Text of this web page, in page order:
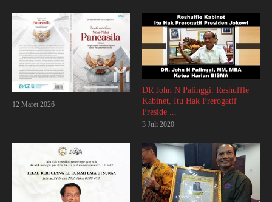
12 Maret 2026
DR John N Palinggi: Reshuffle
Kabinet, Itu Hak Prerogatif
Preside ...
3 Juli 2020